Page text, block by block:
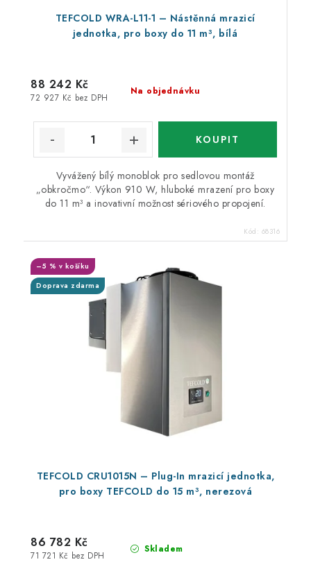
TEFCOLD WRA-L11-1 – Nástěnná mrazicí
jednotka, pro boxy do 11 m³, bílá
Na objednávku
72 927 Kč bez DPH
88 242 Kč
Vyvážený bílý monoblok pro sedlovou montáž
„obkročmo“. Výkon 910 W, hluboké mrazení pro boxy
do 11 m³ a inovativní možnost sériového propojení.
Kód: 68316
TEFCOLD CRU1015N – Plug-In mrazicí jednotka,
pro boxy TEFCOLD do 15 m³, nerezová
Doprava zdarma
–5 % v košíku
Skladem
71 721 Kč bez DPH
86 782 Kč